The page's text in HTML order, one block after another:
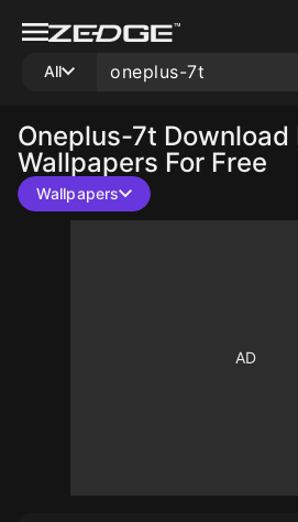
All
Oneplus-7t Download
Wallpapers For Free
Wallpapers